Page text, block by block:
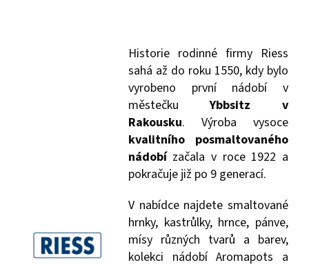
Historie rodinné firmy Riess
sahá až do roku 1550, kdy bylo
vyrobeno první nádobí v
městečkuYbbsitz v
Rakousku. Výroba vysoce
kvalitního posmaltovaného
nádobízačala v roce 1922 a
pokračuje již po 9 generací.
V nabídce najdete smaltované
hrnky, kastrůlky, hrnce, pánve,
mísy různých tvarů a barev,
kolekci nádobí Aromapots a